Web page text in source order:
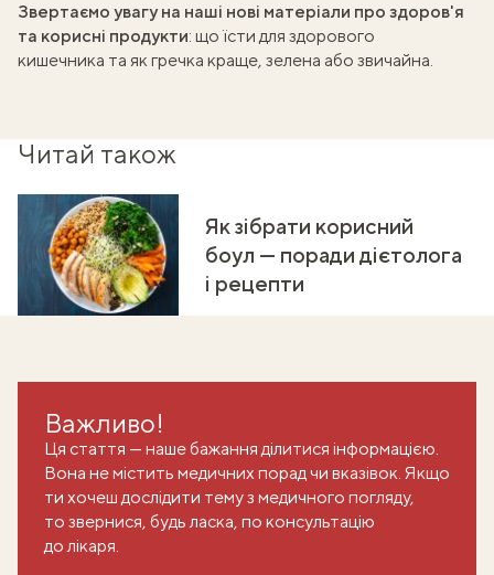
Звертаємо увагу на наші нові матеріали про здоров'я
та корисні продукти: що їсти для здорового
кишечника та як гречка краще, зелена або звичайна.
Читай також
Як зібрати корисний
боул — поради дієтолога
і рецепти
Важливо!
Ця стаття — наше бажання ділитися інформацією.
Вона не містить медичних порад чи вказівок. Якщо
ти хочеш дослідити тему з медичного погляду,
то звернися, будь ласка, по консультацію
до лікаря.